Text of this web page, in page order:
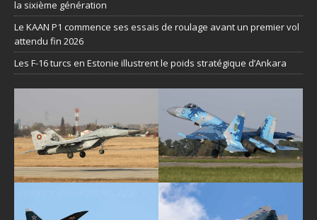
la sixième génération
Le KAAN P1 commence ses essais de roulage avant un premier vol
attendu fin 2026
Les F-16 turcs en Estonie illustrent le poids stratégique d’Ankara